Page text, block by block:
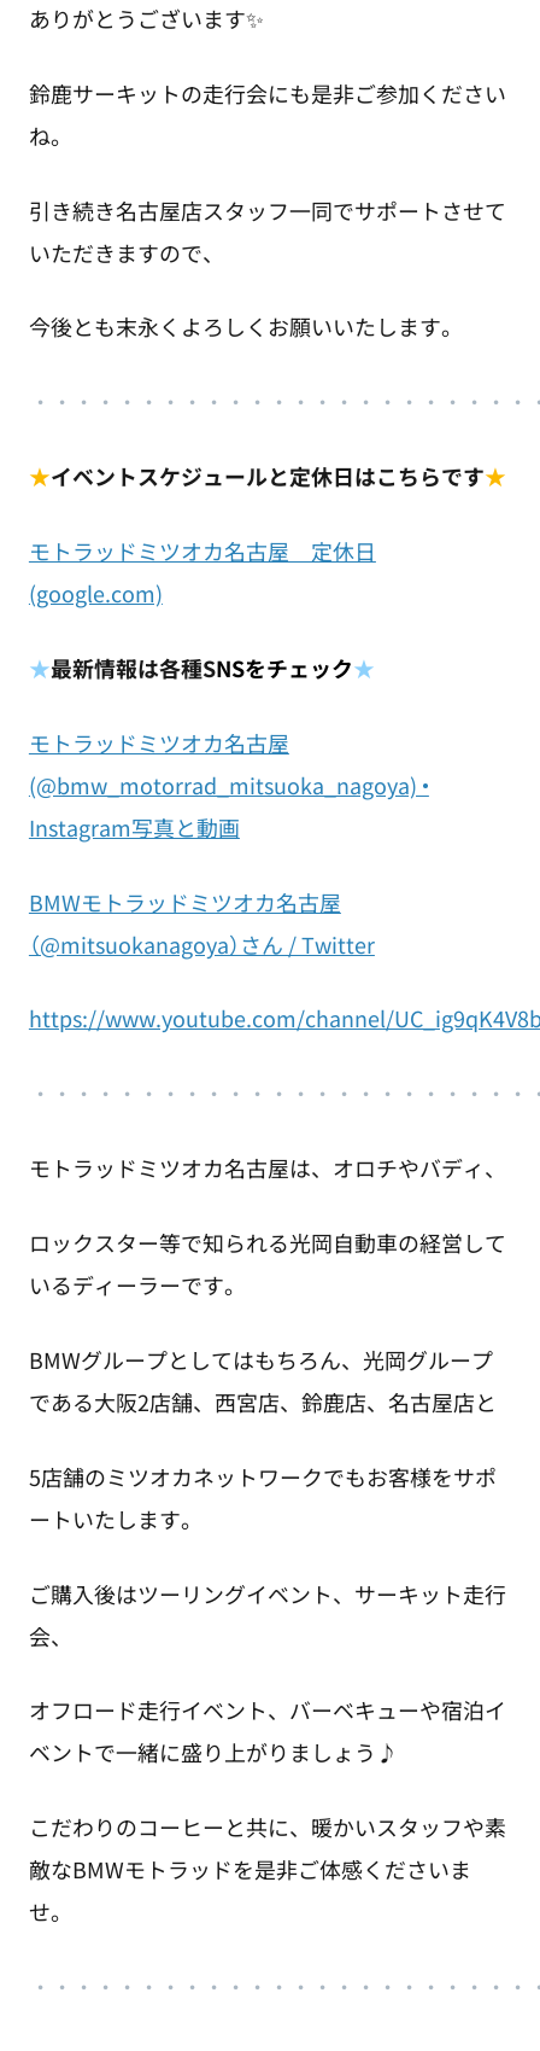
ありがとうございます✨
鈴鹿サーキットの走行会にも是非ご参加ください
ね。
引き続き名古屋店スタッフ一同でサポートさせて
いただきますので、
今後とも末永くよろしくお願いいたします。
・・・・・・・・・・・・・・・・・・・・・・
★イベントスケジュールと定休日はこちらです★
モトラッドミツオカ名古屋 定休日
(google.com)
★最新情報は各種SNSをチェック★
モトラッドミツオカ名古屋
(@bmw_motorrad_mitsuoka_nagoya) •
Instagram写真と動画
BMWモトラッドミツオカ名古屋
（@mitsuokanagoya）さん / Twitter
https://www.youtube.com/channel/
・ ・・・・・・・・・・・・・・・・・・・・・
モトラッドミツオカ名古屋は、オロチやバディ、
ロックスター等で知られる光岡自動車の経営して
いるディーラーです。
BMWグループとしてはもちろん、光岡グループ
である大阪2店舗、西宮店、鈴鹿店、名古屋店と
5店舗のミツオカネットワークでもお客様をサポ
ートいたします。
ご購入後はツーリングイベント、サーキット走行
会、
オフロード走行イベント、バーベキューや宿泊イ
ベントで一緒に盛り上がりましょう♪
こだわりのコーヒーと共に、暖かいスタッフや素
敵なBMWモトラッドを是非ご体感くださいま
せ。
・ ・・・・・・・・・・・・・・・・・・・・・